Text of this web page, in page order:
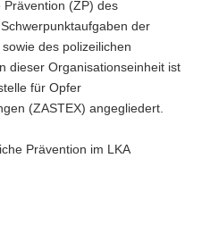
(ZP) des
der
des polizeilichen
dieser Organisationseinheit ist
für Opfer
(ZASTEX) angegliedert.
Prävention im LKA